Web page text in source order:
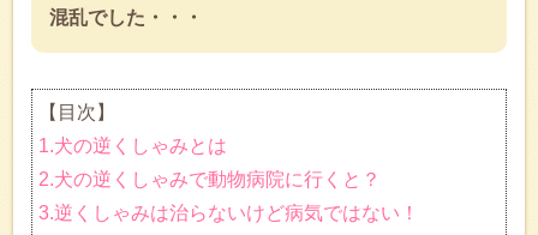
混乱でした・・・
【目次】
1.犬の逆くしゃみとは
2.犬の逆くしゃみで動物病院に行くと？
3.逆くしゃみは治らないけど病気ではない！